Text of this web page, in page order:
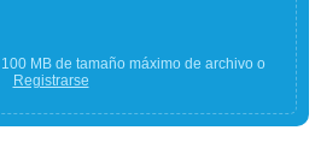
MB de tamaño máximo de archivo o
Registrarse